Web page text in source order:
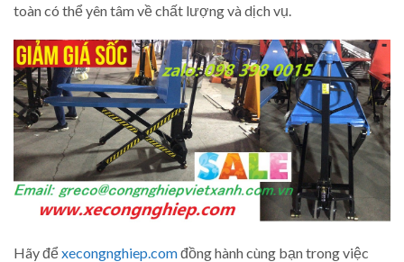
toàn có thể yên tâm về chất lượng và dịch vụ.
Hãy đểxecongnghiep.comđồng hành cùng bạn trong việc